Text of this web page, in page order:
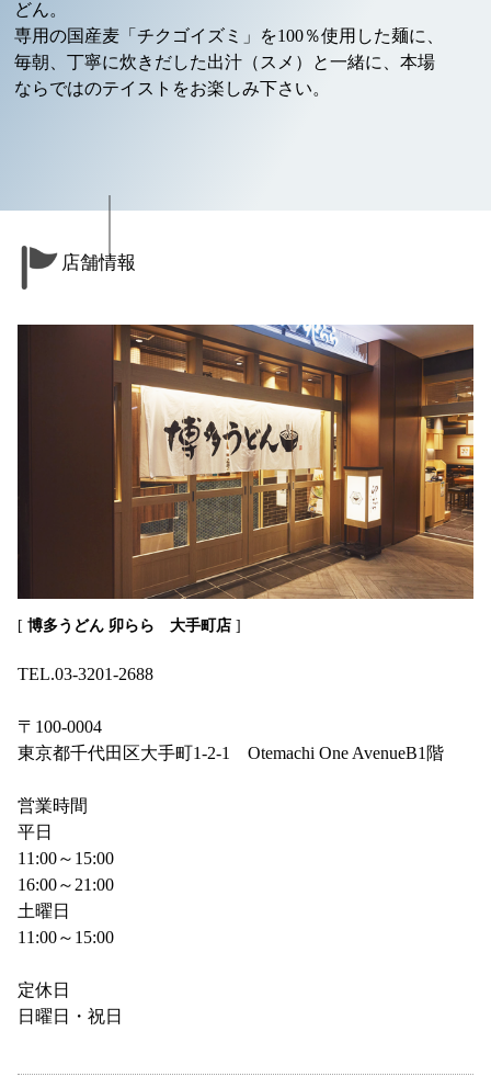
どん。
専用の国産麦「チクゴイズミ」を100％使用した麺に、
毎朝、丁寧に炊きだした出汁（スメ）と一緒に、本場
ならではのテイストをお楽しみ下さい。
店舗情報
[ 博多うどん 卯らら 大手町店 ]
TEL.03-3201-2688
〒100-0004
東京都千代田区大手町1-2-1 Otemachi One AvenueB1階
営業時間
平日
11:00～15:00
16:00～21:00
土曜日
11:00～15:00
定休日
日曜日・祝日